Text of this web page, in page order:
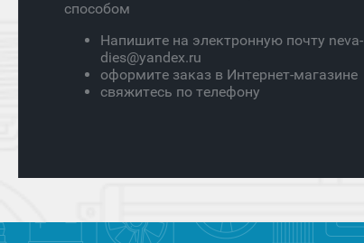
способом
Напишите на электронную почту neva-
dies@yandex.ru
оформите заказ в Интернет-магазине
свяжитесь по телефону